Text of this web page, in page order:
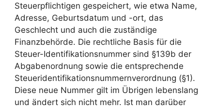
Steuerpflichtigen gespeichert, wie etwa Name,
Adresse, Geburtsdatum und -ort, das
Geschlecht und auch die zuständige
Finanzbehörde. Die rechtliche Basis für die
Steuer-Identifikationsnummer sind §139b der
Abgabenordnung sowie die entsprechende
Steueridentifikationsnummernverordnung (§1).
Diese neue Nummer gilt im Übrigen lebenslang
und ändert sich nicht mehr. Ist man darüber